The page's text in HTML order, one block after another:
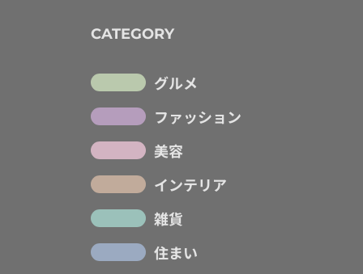
CATEGORY
グルメ
ファッション
美容
インテリア
雑貨
住まい